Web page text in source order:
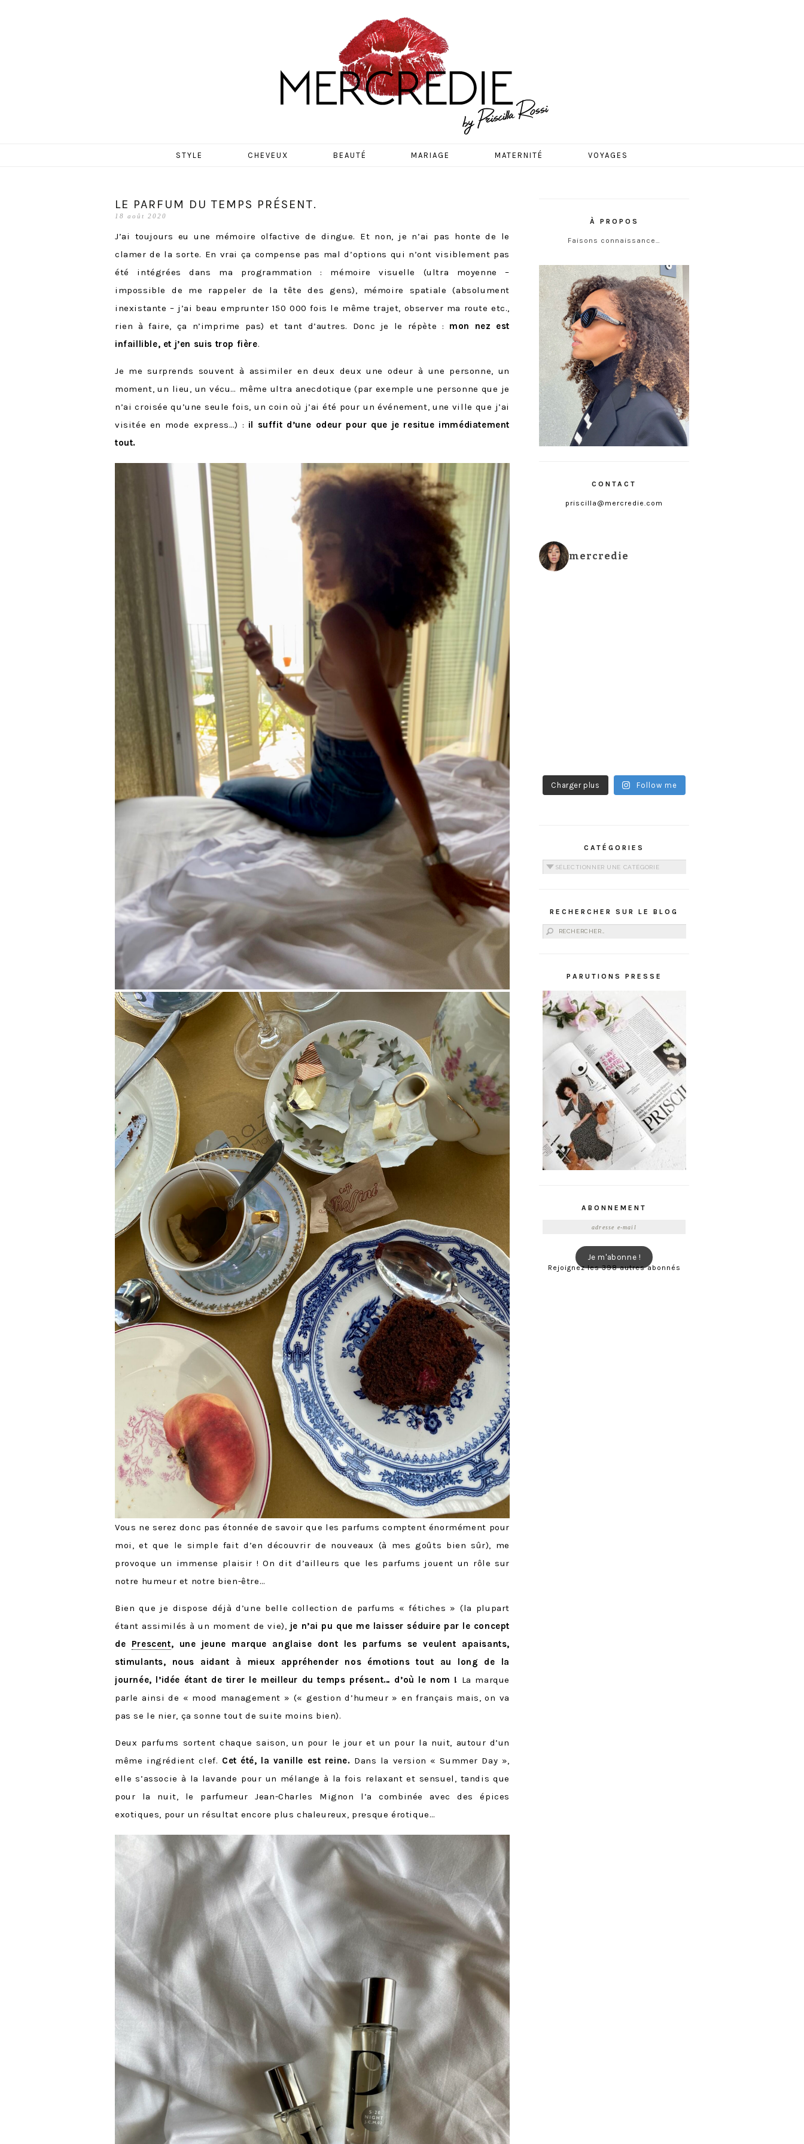
MERCREDIE
STYLE CHEVEUX BEAUTÉ MARIAGE MATERNITÉ VOYAGES
LE PARFUM DU TEMPS PRÉSENT.
18 août 2020
J’ai toujours eu une mémoire olfactive de dingue. Et non, je n’ai pas honte de le
clamer de la sorte. En vrai ça compense pas mal d’options qui n’ont visiblement pas
été intégrées dans ma programmation : mémoire visuelle (ultra moyenne –
impossible de me rappeler de la tête des gens), mémoire spatiale (absolument
inexistante – j’ai beau emprunter 150 000 fois le même trajet, observer ma route etc.,
rien à faire, ça n’imprime pas) et tant d’autres. Donc je le répète : mon nez est
infaillible, et j’en suis trop fière.
Je me surprends souvent à assimiler en deux deux une odeur à une personne, un
moment, un lieu, un vécu… même ultra anecdotique (par exemple une personne que je
n’ai croisée qu’une seule fois, un coin où j’ai été pour un événement, une ville que j’ai
visitée en mode express…) : il suffit d’une odeur pour que je resitue immédiatement
tout.
Vous ne serez donc pas étonnée de savoir que les parfums comptent énormément pour
moi, et que le simple fait d’en découvrir de nouveaux (à mes goûts bien sûr), me
provoque un immense plaisir ! On dit d’ailleurs que les parfums jouent un rôle sur
notre humeur et notre bien-être…
Bien que je dispose déjà d’une belle collection de parfums « fétiches » (la plupart
étant assimilés à un moment de vie), je n’ai pu que me laisser séduire par le concept
de Prescent, une jeune marque anglaise dont les parfums se veulent apaisants,
stimulants, nous aidant à mieux appréhender nos émotions tout au long de la
journée, l’idée étant de tirer le meilleur du temps présent… d’où le nom ! La marque
parle ainsi de « mood management » (« gestion d’humeur » en français mais, on va
pas se le nier, ça sonne tout de suite moins bien).
Deux parfums sortent chaque saison, un pour le jour et un pour la nuit, autour d’un
même ingrédient clef. Cet été, la vanille est reine. Dans la version « Summer Day »,
elle s’associe à la lavande pour un mélange à la fois relaxant et sensuel, tandis que
pour la nuit, le parfumeur Jean-Charles Mignon l’a combinée avec des épices
exotiques, pour un résultat encore plus chaleureux, presque érotique…
À PROPOS
Faisons connaissance…
CONTACT
priscilla@mercredie.com
mercredie
Charger plus Follow me
CATÉGORIES
Catégories
RECHERCHER SUR LE BLOG
Rechercher :
PARUTIONS PRESSE
ABONNEMENT
Je m'abonne !
Rejoignez les 398 autres abonnés